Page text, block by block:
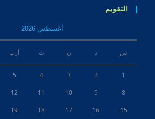
التقويم
أغسطس 2026
س د ن ث أرب
1
2
3
4
5
8
9
10
11
12
15
16
17
18
19